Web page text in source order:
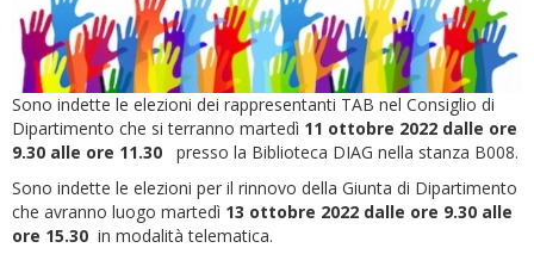
Sono indette le elezioni dei rappresentanti TAB nel Consiglio di
Dipartimento che si terranno martedì 11 ottobre 2022 dalle ore
9.30 alle ore 11.30
presso la Biblioteca DIAG nella stanza B008.
Sono indette le elezioni per il rinnovo della Giunta di Dipartimento
che avranno luogo martedì 13 ottobre 2022 dalle ore 9.30 alle
ore 15.30 in modalità telematica.